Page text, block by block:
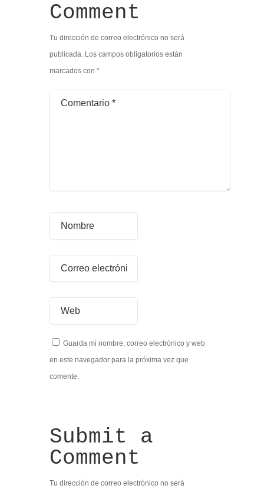
Comment
Tu dirección de correo electrónico no será
publicada. Los campos obligatorios están
marcados con *
Guarda mi nombre, correo electrónico y web
en este navegador para la próxima vez que
comente.
Submit a
Comment
Tu dirección de correo electrónico no será